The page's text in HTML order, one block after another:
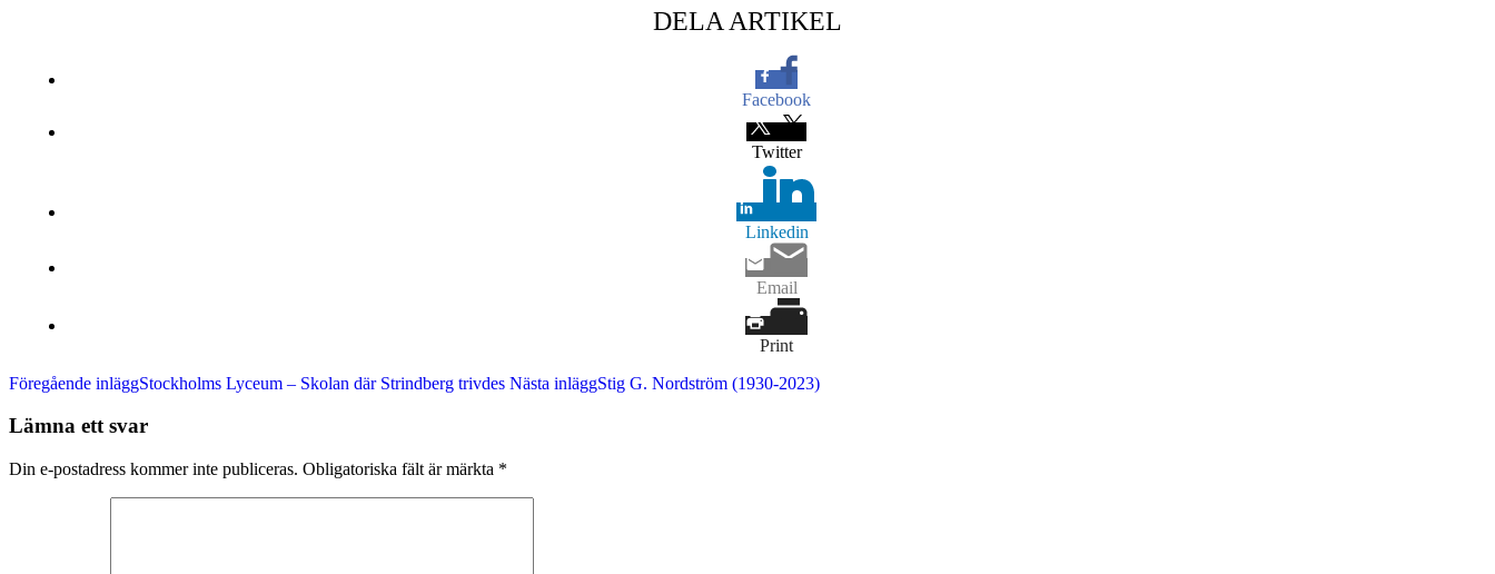
DELA ARTIKEL
Facebook
Twitter
Linkedin
Email
Print
Inläggsnavigering
Föregående inläggStockholms Lyceum – Skolan där Strindberg trivdes Nästa inläggStig G. Nordström (1930-2023)
Lämna ett svar
Din e-postadress kommer inte publiceras. Obligatoriska fält är märkta *